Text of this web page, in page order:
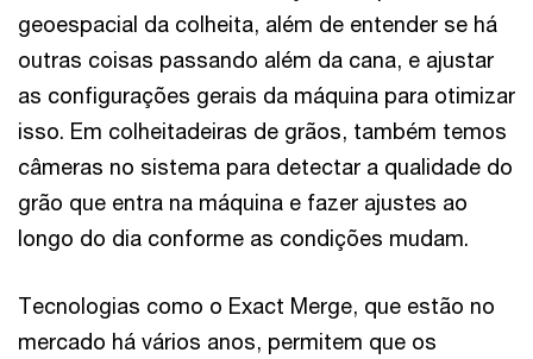
geoespacial da colheita, além de entender se há
outras coisas passando além da cana, e ajustar
as configurações gerais da máquina para otimizar
isso. Em colheitadeiras de grãos, também temos
câmeras no sistema para detectar a qualidade do
grão que entra na máquina e fazer ajustes ao
longo do dia conforme as condições mudam.
Tecnologias como o Exact Merge, que estão no
mercado há vários anos, permitem que os